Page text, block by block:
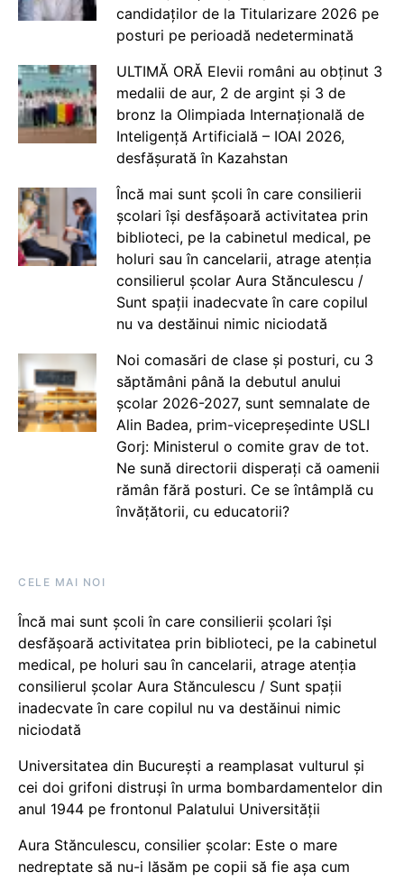
candidaților de la Titularizare 2026 pe
posturi pe perioadă nedeterminată
ULTIMĂ ORĂ Elevii români au obținut 3
medalii de aur, 2 de argint și 3 de
bronz la Olimpiada Internațională de
Inteligență Artificială – IOAI 2026,
desfășurată în Kazahstan
Încă mai sunt școli în care consilierii
școlari își desfășoară activitatea prin
biblioteci, pe la cabinetul medical, pe
holuri sau în cancelarii, atrage atenția
consilierul școlar Aura Stănculescu /
Sunt spații inadecvate în care copilul
nu va destăinui nimic niciodată
Noi comasări de clase și posturi, cu 3
săptămâni până la debutul anului
școlar 2026-2027, sunt semnalate de
Alin Badea, prim-vicepreședinte USLI
Gorj: Ministerul o comite grav de tot.
Ne sună directorii disperați că oamenii
rămân fără posturi. Ce se întâmplă cu
învățătorii, cu educatorii?
CELE MAI NOI
Încă mai sunt școli în care consilierii școlari își
desfășoară activitatea prin biblioteci, pe la cabinetul
medical, pe holuri sau în cancelarii, atrage atenția
consilierul școlar Aura Stănculescu / Sunt spații
inadecvate în care copilul nu va destăinui nimic
niciodată
Universitatea din București a reamplasat vulturul și
cei doi grifoni distruși în urma bombardamentelor din
anul 1944 pe frontonul Palatului Universității
Aura Stănculescu, consilier școlar: Este o mare
nedreptate să nu-i lăsăm pe copii să fie așa cum